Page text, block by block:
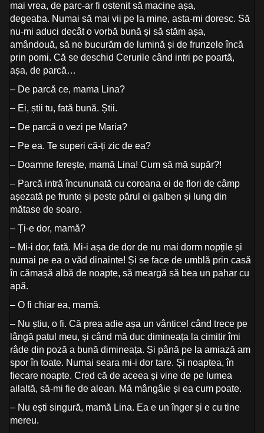
mai vrea, de parc-ar fi ostenit să macine așa,
degeaba. Numai să mai vii pe la mine, asta-mi doresc. Să
nu-mi aduci decât o vorbă bună și să stăm așa,
amândouă, să ne bucurăm de lumină și de frunzele încă
prin pomi. Că se deschid Cerurile când intri pe poartă,
așa, de parcă…
– De parcă ce, mama Lina?
– Ei, știi tu, fată bună. Știi.
– De parcă o vezi pe Maria?
– Pe ea. Te superi că-ți zic de ea?
– Doamne ferește, mamă Lina! Cum să mă supăr?!
– Parcă intră încununată cu coroana ei de flori de câmp
așezată pe frunte și peste părul ei galben și lung din
mătase de soare.
– Ți-e dor, mamă?
– Mi-i dor, fată. Mi-i așa de dor de nu mai dorm nopțile și
numai pe ea o văd dinainte! Și se face de umblă prin casă
în cămașă albă de noapte, să meargă să bea un pahar cu
apă.
– O fi chiar ea, mamă.
– Nu știu, o fi. Că prea adie așa un vânticel când trece pe
lângă patul meu, și când mă duc dimineața la cimitir îmi
râde din poză a bună dimineața. Și până pe la amiază am
spor în toate. Numai seara mi-i dor tare. Și noaptea, în
fiecare noapte. Cred că de aceea și vine de pe lumea
ailaltă, să-mi fie de alean. Mă mângâie și ea cum poate.
– Nu ești singură, mamă Lina. Ea e un înger și e cu tine
mereu.